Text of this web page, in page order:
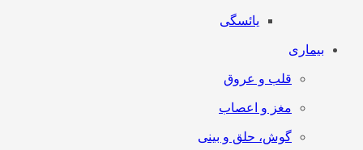
یائسگی
بیماری
قلب و عروق
مغز و اعصاب
گوش، حلق و بینی